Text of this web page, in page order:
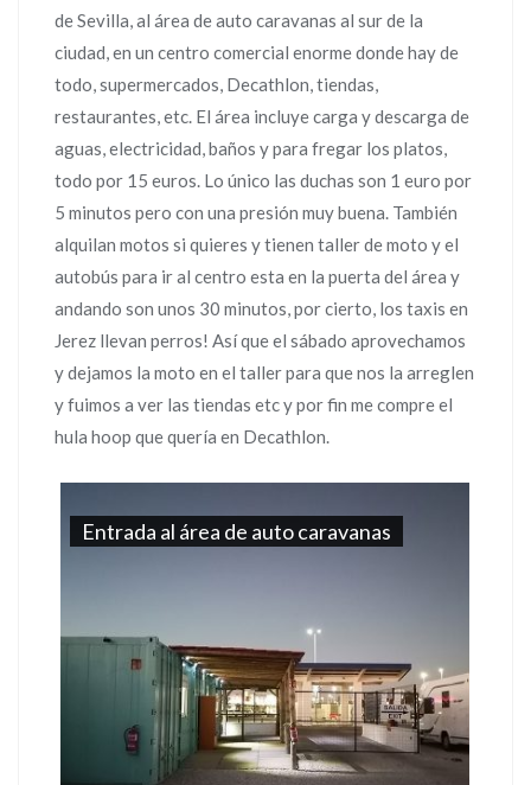
de Sevilla, al área de auto caravanas al sur de la
ciudad, en un centro comercial enorme donde hay de
todo, supermercados, Decathlon, tiendas,
restaurantes, etc. El área incluye carga y descarga de
aguas, electricidad, baños y para fregar los platos,
todo por 15 euros. Lo único las duchas son 1 euro por
5 minutos pero con una presión muy buena. También
alquilan motos si quieres y tienen taller de moto y el
autobús para ir al centro esta en la puerta del área y
andando son unos 30 minutos, por cierto, los taxis en
Jerez llevan perros! Así que el sábado aprovechamos
y dejamos la moto en el taller para que nos la arreglen
y fuimos a ver las tiendas etc y por fin me compre el
hula hoop que quería en Decathlon.
Entrada al área de auto caravanas